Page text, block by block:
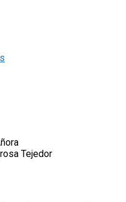
Tejedor